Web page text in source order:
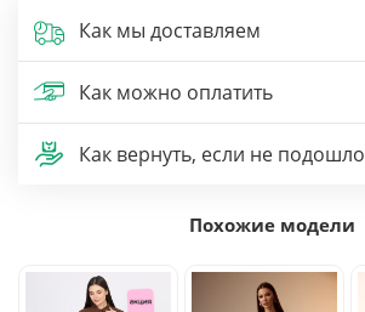
Как мы доставляем
Как можно оплатить
Как вернуть, если не подошло
Похожие модели